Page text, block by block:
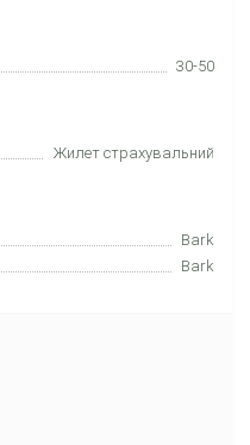
30-50
Жилет страхувальний
Bark
Bark